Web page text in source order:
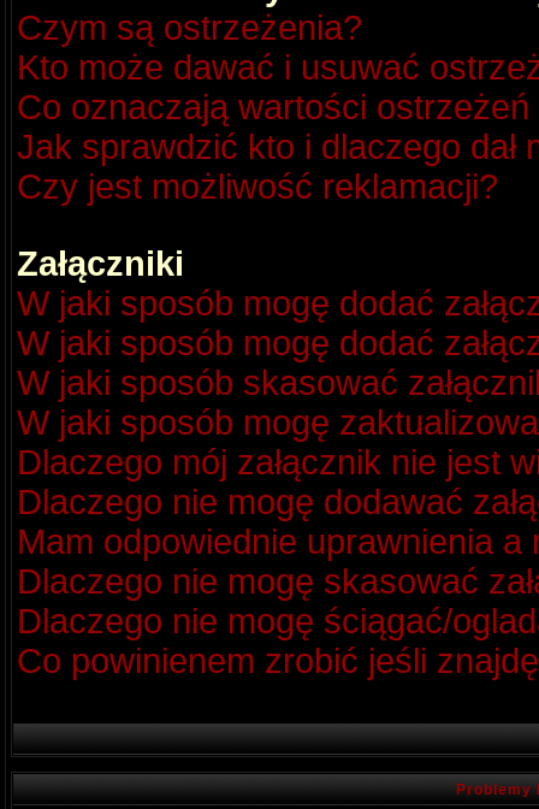
Czym są ostrzeżenia?
Kto może dawać i usuwać
Co oznaczają wartości
Jak sprawdzić kto i dlaczego dał
Czy jest możliwość reklamacji?
Załączniki
W jaki sposób mogę dodać
W jaki sposób mogę dodać
W jaki sposób skasować
W jaki sposób mogę
Dlaczego mój załącznik nie jest
Dlaczego nie mogę dodawać
Mam odpowiednie uprawnienia a
Dlaczego nie mogę skasować
Dlaczego nie mogę ściągać/
Co powinienem zrobić jeśli
Problemy